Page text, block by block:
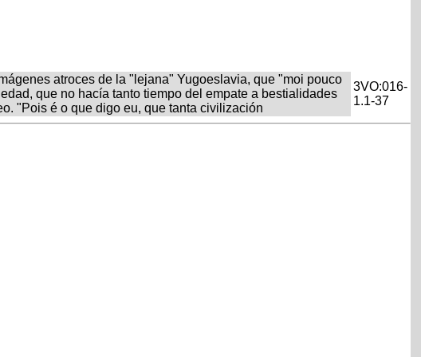
atroces de la "lejana" Yugoeslavia, que "moi pouco
que no hacía tanto tiempo del empate a bestialidades
"Pois é o que digo eu, que tanta civilización
3VO:016-
1.1-37